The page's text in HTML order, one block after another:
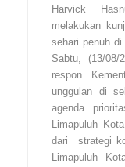
Harvick
melakukan
sehari penuh
Sabtu, (13/08/
respon
unggulan di
agenda
Limapuluh
dari strategi
Limapuluh